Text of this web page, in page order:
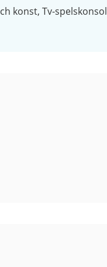
konst Tv-spelskonsol